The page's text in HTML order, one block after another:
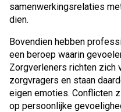
samenwerkingsrelaties
dien.
Bovendien hebben
een beroep waarin
Zorgverleners richten zich
zorgvragers en staan
eigen emoties. Conflicten
op persoonlijke